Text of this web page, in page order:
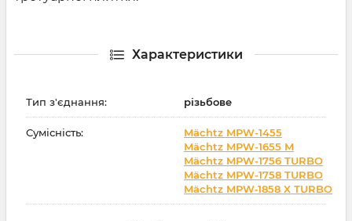
Характеристики
Тип з'єднання: різьбове
Сумісність:
Mächtz MPW-1455
Mächtz MPW-1655 M
Mächtz MPW-1756 TURBO
Mächtz MPW-1758 TURBO
Mächtz MPW‑1858 X TURBO